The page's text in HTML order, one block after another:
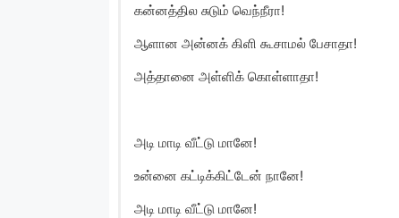
கன்னத்தில சுடும் வெந்நீரா!
ஆளான அன்னக் கிளி கூசாமல் பேசாதா!
அத்தானை அள்ளிக் கொள்ளாதா!
அடி மாடி வீட்டு மானே!
உன்னை கட்டிக்கிட்டேன் நானே!
அடி மாடி வீட்டு மானே!